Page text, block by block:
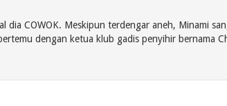
COWOK. Meskipun terdengar aneh, Minami
dengan ketua klub gadis penyihir bernama